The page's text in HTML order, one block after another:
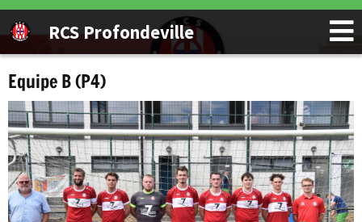
RCS Profondeville
Equipe B (P4)